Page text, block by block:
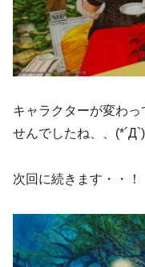
キャラクターが変わ
せんでしたね、、
次回に続きます・・！